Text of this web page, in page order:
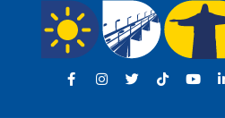
Pular para o conteúdo principal